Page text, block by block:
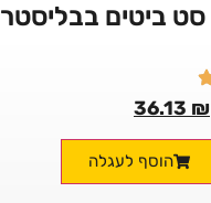
סט ביטים בבליסטר 6 יח'
36.13 ₪
הוסף לעגלה